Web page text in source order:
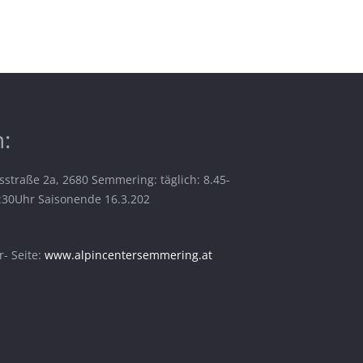
2a, 2680 Semmering: täglich: 8.45-
Saisonende 16.3.202
Seite: www.alpincentersemmering.at